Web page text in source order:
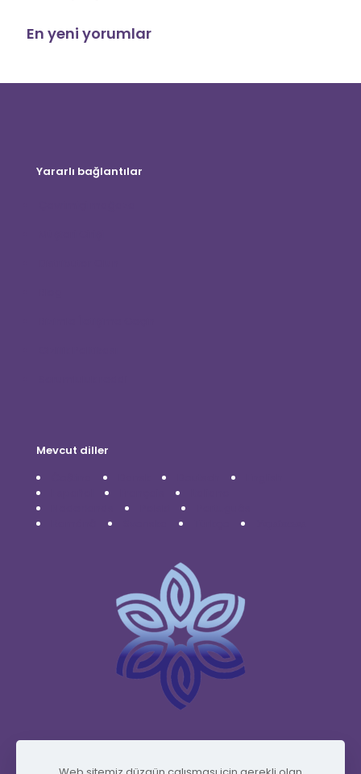
En yeni yorumlar
Yararlı bağlantılar
Mevcut diller